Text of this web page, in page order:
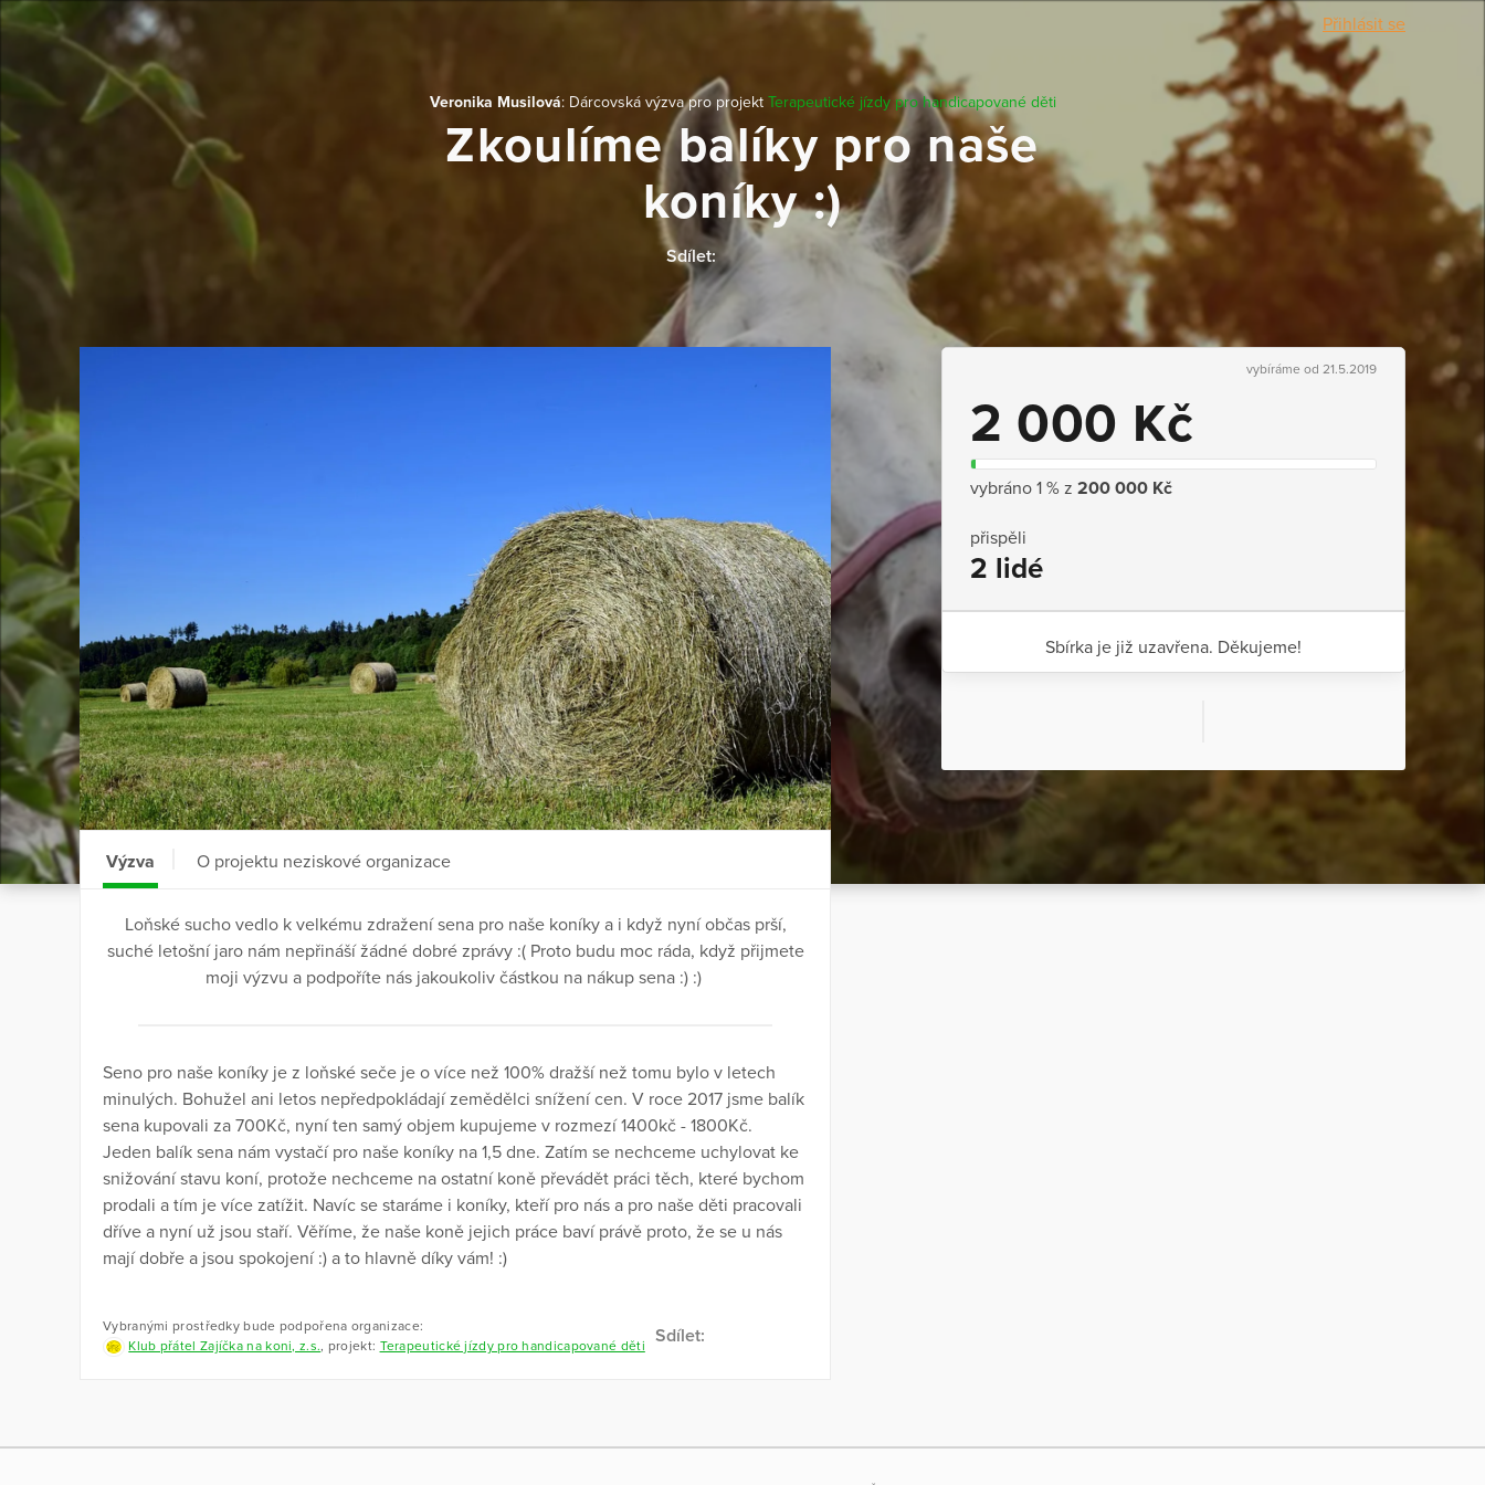
Přihlásit se
Veronika Musilová: Dárcovská výzva pro projekt Terapeutické jízdy pro handicapované děti
Zkoulíme balíky pro naše
koníky :)
Sdílet:
vybíráme od 21.5.2019
2 000 Kč
vybráno 1 % z 200 000 Kč
přispěli
2 lidé
Sbírka je již uzavřena. Děkujeme!
Výzva O projektu neziskové organizace
Loňské sucho vedlo k velkému zdražení sena pro naše koníky a i když nyní občas prší,
suché letošní jaro nám nepřináší žádné dobré zprávy :( Proto budu moc ráda, když přijmete
moji výzvu a podpoříte nás jakoukoliv částkou na nákup sena :) :)
Seno pro naše koníky je z loňské seče je o více než 100% dražší než tomu bylo v letech
minulých. Bohužel ani letos nepředpokládají zemědělci snížení cen. V roce 2017 jsme balík
sena kupovali za 700Kč, nyní ten samý objem kupujeme v rozmezí 1400kč - 1800Kč.
Jeden balík sena nám vystačí pro naše koníky na 1,5 dne. Zatím se nechceme uchylovat ke
snižování stavu koní, protože nechceme na ostatní koně převádět práci těch, které bychom
prodali a tím je více zatížit. Navíc se staráme i koníky, kteří pro nás a pro naše děti pracovali
dříve a nyní už jsou staří. Věříme, že naše koně jejich práce baví právě proto, že se u nás
mají dobře a jsou spokojení :) a to hlavně díky vám! :)
Vybranými prostředky bude podpořena organizace:
Klub přátel Zajíčka na koni, z.s., projekt: Terapeutické jízdy pro handicapované děti Sdílet: